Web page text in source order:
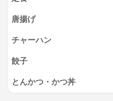
唐揚げ
チャーハン
餃子
とんかつ・かつ丼